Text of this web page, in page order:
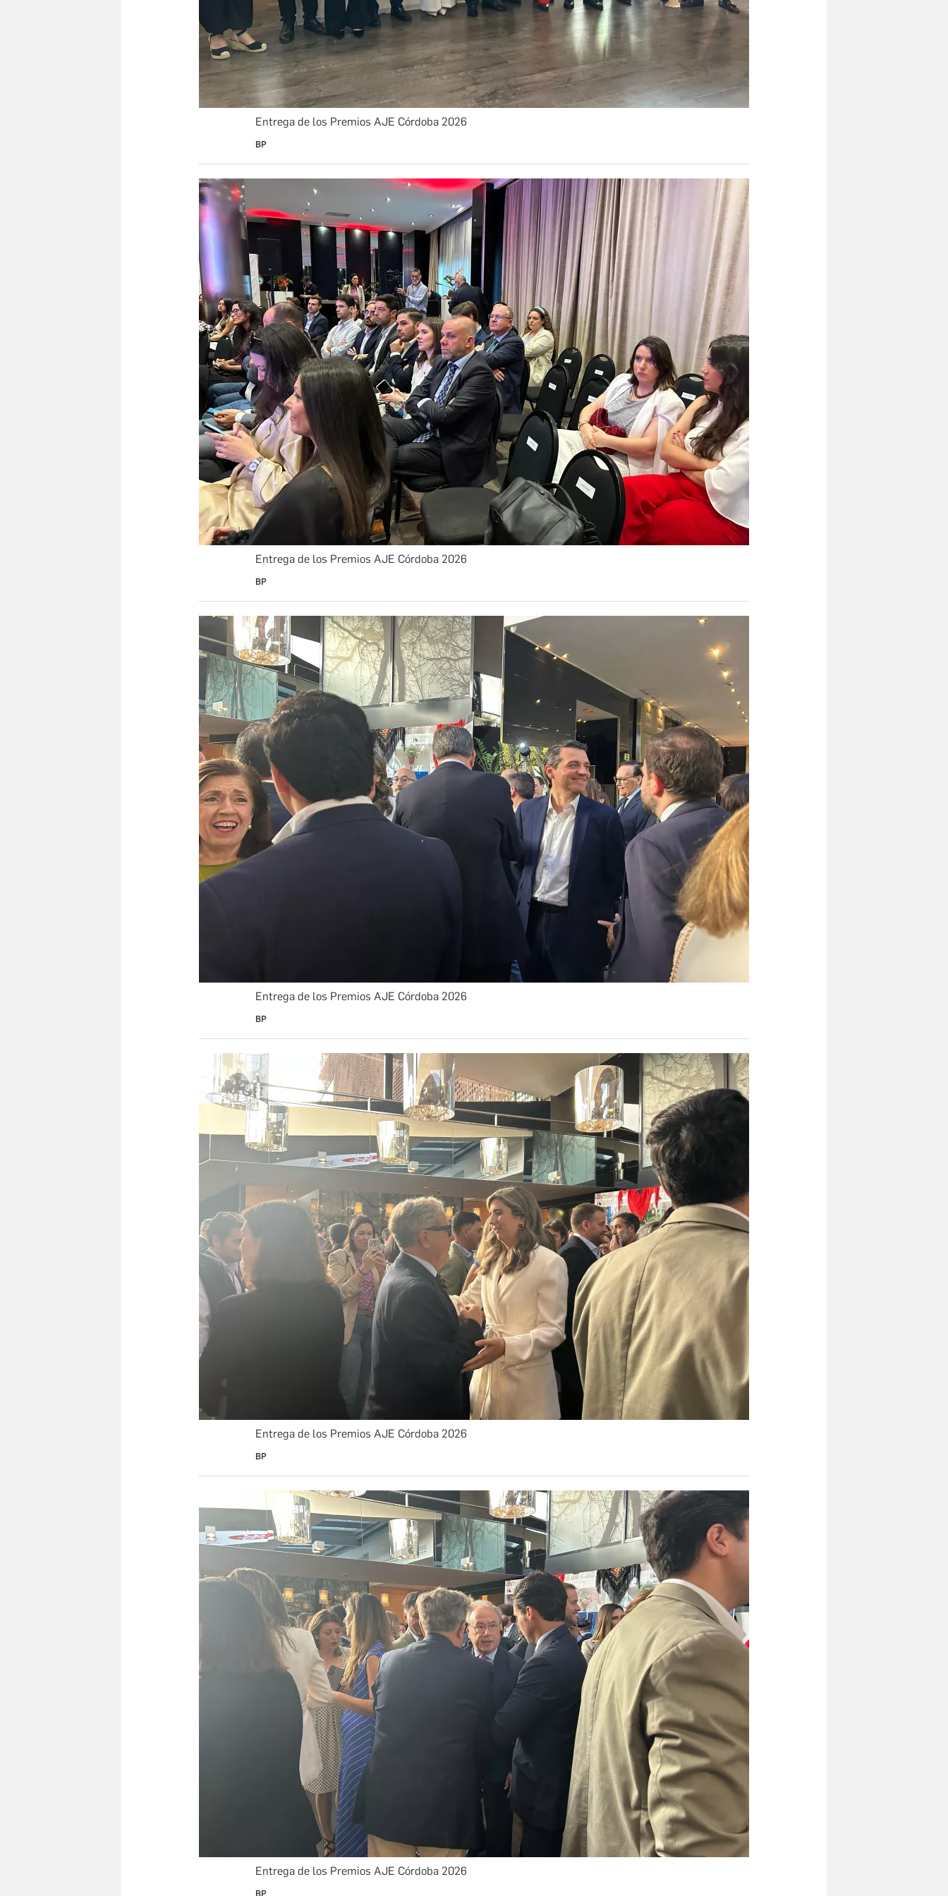
Entrega de los Premios AJE Córdoba 2026
BP
Entrega de los Premios AJE Córdoba 2026
BP
Entrega de los Premios AJE Córdoba 2026
BP
Entrega de los Premios AJE Córdoba 2026
BP
Entrega de los Premios AJE Córdoba 2026
BP